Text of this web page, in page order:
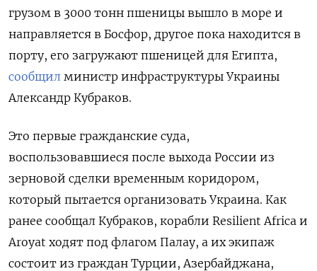
грузом в 3000 тонн пшеницы вышло в море и
направляется в Босфор, другое пока находится в
порту, его загружают пшеницей для Египта,
сообщил министр инфраструктуры Украины
Александр Кубраков.
Это первые гражданские суда,
воспользовавшиеся после выхода России из
зерновой сделки временным коридором,
который пытается организовать Украина. Как
ранее сообщал Кубраков, корабли Resilient Africa и
Aroyat ходят под флагом Палау, а их экипаж
состоит из граждан Турции, Азербайджана,